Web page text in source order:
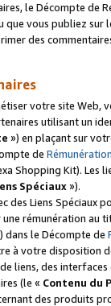
le Décompte de
que vous publiez
des
votre site Web,
utilisant un
») en plaçant sur
de
Shopping Kit).
Spéciaux»).
des Liens Spéciaux
rémunération
dans le Décompte de
à votre disposition
liens, des
(le « Contenu du
des produits